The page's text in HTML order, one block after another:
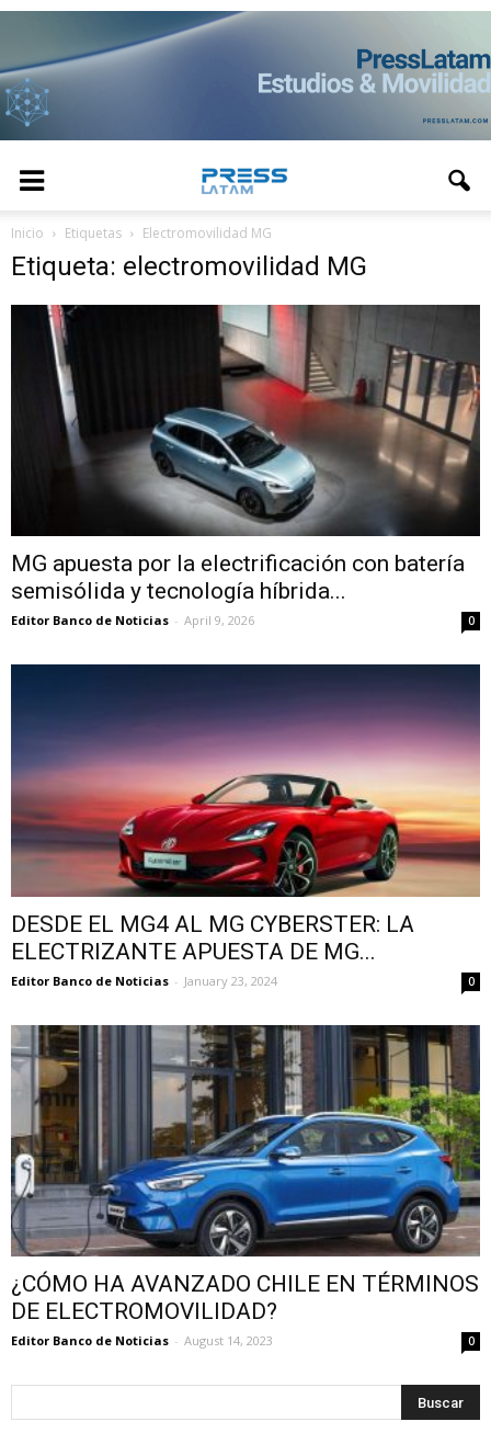
Inicio Etiquetas Electromovilidad MG
Etiqueta: electromovilidad MG
MG apuesta por la electrificación con batería
semisólida y tecnología híbrida...
Editor Banco de Noticias - April 9, 2026 0
DESDE EL MG4 AL MG CYBERSTER: LA
ELECTRIZANTE APUESTA DE MG...
Editor Banco de Noticias - January 23, 2024 0
¿CÓMO HA AVANZADO CHILE EN TÉRMINOS
DE ELECTROMOVILIDAD?
Editor Banco de Noticias - August 14, 2023 0